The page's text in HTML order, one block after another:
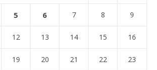
5 6 7 8 9
12 13 14 15 16
19 20 21 22 23